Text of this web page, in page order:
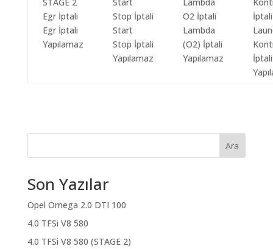
Egr İptali
Yapılamaz
Start
Stop İptali
Yapılamaz
Lambda
(O2) İptali
Yapılamaz
İptali
Ara
Son Yazılar
Opel Omega 2.0 DTI 100
4.0 TFSi V8 580
4.0 TFSi V8 580 (STAGE 2)